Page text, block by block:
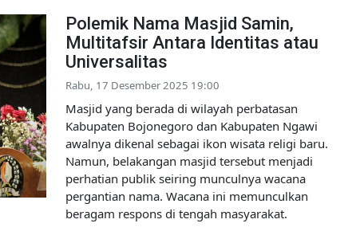
Polemik Nama Masjid Samin,
Multitafsir Antara Identitas atau
Universalitas
Rabu, 17 Desember 2025 19:00
Masjid yang berada di wilayah perbatasan
Kabupaten Bojonegoro dan Kabupaten Ngawi
awalnya dikenal sebagai ikon wisata religi baru.
Namun, belakangan masjid tersebut menjadi
perhatian publik seiring munculnya wacana
pergantian nama. Wacana ini memunculkan
beragam respons di tengah masyarakat.